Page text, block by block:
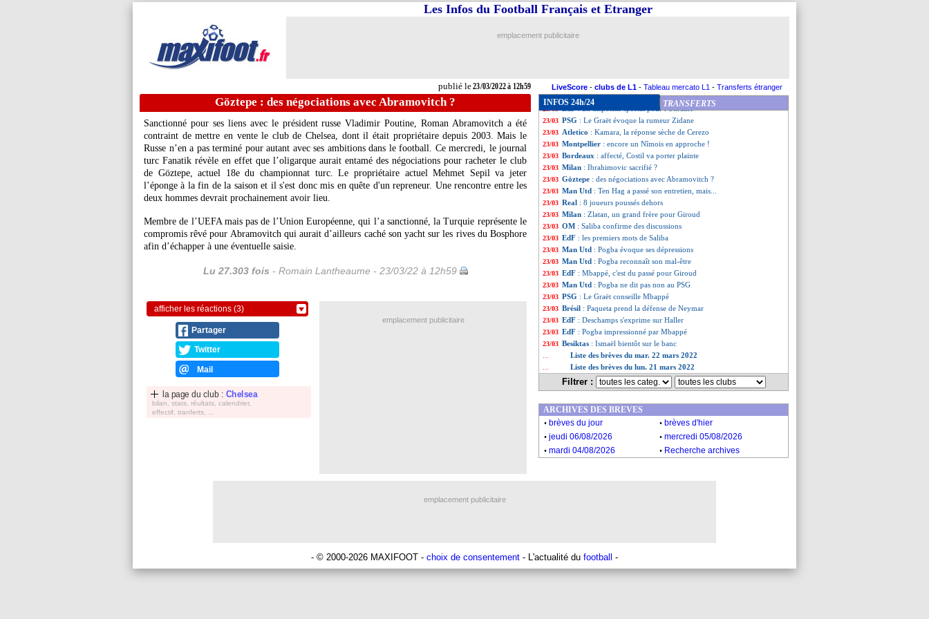
publié le23/03/2022 à 12h59
Les Infos du Football Français et Etranger
emplacement publicitaire
LiveScore - clubs de L1 - Tableau mercato L1 - Transferts étranger
Göztepe : des négociations avec Abramovitch ?
Sanctionné pour ses liens avec le président russe Vladimir Poutine, Roman Abramovitch a été
contraint de mettre en vente le club de Chelsea, dont il était propriétaire depuis 2003. Mais le
Russe n’en a pas terminé pour autant avec ses ambitions dans le football. Ce mercredi, le journal
turc Fanatik révèle en effet que l’oligarque aurait entamé des négociations pour racheter le club
de Göztepe, actuel 18e du championnat turc. Le propriétaire actuel Mehmet Sepil va jeter
l’éponge à la fin de la saison et il s'est donc mis en quête d'un repreneur. Une rencontre entre les
deux hommes devrait prochainement avoir lieu.
Membre de l’UEFA mais pas de l’Union Européenne, qui l’a sanctionné, la Turquie représente le
compromis rêvé pour Abramovitch qui aurait d’ailleurs caché son yacht sur les rives du Bosphore
afin d’échapper à une éventuelle saisie.
Lu 27.303 fois - Romain Lantheaume - 23/03/22 à 12h59
afficher les réactions (3)
Partager
Twitter
Mail
la page du club : Chelsea
bilan, stats, réultats, calendrier,
effectif, tranferts, ...
INFOS 24h/24 TRANSFERTS
23/03 EdF: Koundé admet avoir "gambergé"
23/03 Russie: Bellerin tacle une indignation variable
23/03 EdF: Le Graët va parler avec Mbappé
23/03 Lyon: deux Lensois dans le viseur
23/03 Metz: Delaine vers Strasbourg
: un dispositif spécial pour l'Ukraine
23/03 PSG : Le Graët évoque la rumeur Zidane
23/03 Atletico : Kamara, la réponse sèche de Cerezo
23/03 Montpellier : encore un Nîmois en approche !
23/03 Bordeaux : affecté, Costil va porter plainte
23/03 Milan : Ibrahimovic sacrifié ?
23/03 Göztepe : des négociations avec Abramovitch ?
23/03 Man Utd : Ten Hag a passé son entretien, mais...
23/03 Real : 8 joueurs poussés dehors
23/03 Milan : Zlatan, un grand frère pour Giroud
23/03 OM : Saliba confirme des discussions
23/03 EdF : les premiers mots de Saliba
23/03 Man Utd : Pogba évoque ses dépressions
23/03 Man Utd : Pogba reconnaît son mal-être
23/03 EdF : Mbappé, c'est du passé pour Giroud
23/03 Man Utd : Pogba ne dit pas non au PSG
23/03 PSG : Le Graët conseille Mbappé
23/03 Brésil : Paqueta prend la défense de Neymar
23/03 EdF : Deschamps s'exprime sur Haller
23/03 EdF : Pogba impressionné par Mbappé
23/03 Besiktas : Ismaël bientôt sur le banc
Liste des brèves du mar. 22 mars 2022
Liste des brèves du lun. 21 mars 2022
Filtrer :
emplacement publicitaire
ARCHIVES DES BREVES
. brèves du jour . brèves d'hier
. jeudi 06/08/2026 . mercredi 05/08/2026
. mardi 04/08/2026 . Recherche archives
emplacement publicitaire
- © 2000-2026 MAXIFOOT - choix de consentement - L'actualité du football -